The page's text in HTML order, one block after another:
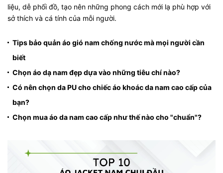
liệu, dễ phối đồ, tạo nên những phong cách mới lạ phù hợp với
sở thích và cá tính của mỗi người.
Tips bảo quản áo gió nam chống nước mà mọi người cần
biết
Chọn áo dạ nam đẹp dựa vào những tiêu chí nào?
Có nên chọn da PU cho chiếc áo khoác da nam cao cấp của
bạn?
Chọn mua áo da nam cao cấp như thế nào cho "chuẩn"?